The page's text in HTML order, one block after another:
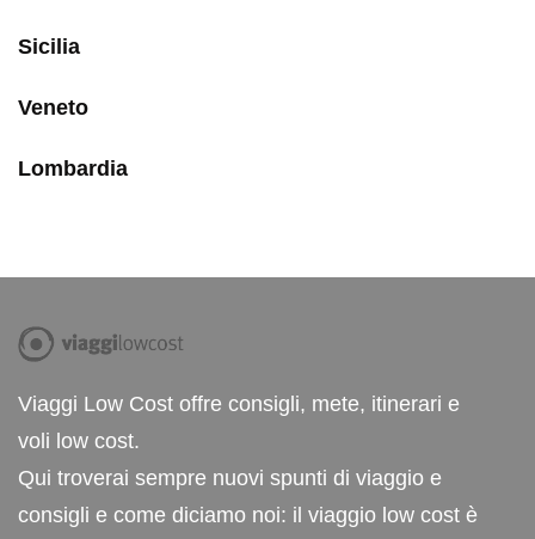
Sicilia
Veneto
Lombardia
Viaggi Low Cost offre consigli, mete, itinerari e
voli low cost.
Qui troverai sempre nuovi spunti di viaggio e
consigli e come diciamo noi: il viaggio low cost è